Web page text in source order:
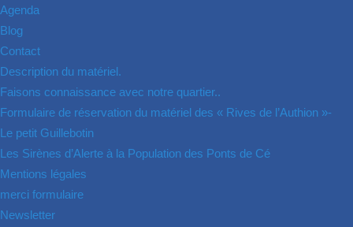
Agenda
Blog
Contact
Description du matériel.
Faisons connaissance avec notre quartier..
Formulaire de réservation du matériel des « Rives de l’Authion »-
Le petit Guillebotin
Les Sirènes d’Alerte à la Population des Ponts de Cé
Mentions légales
merci formulaire
Newsletter